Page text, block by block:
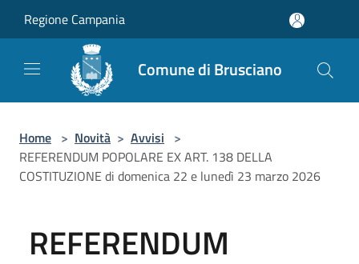
Regione Campania
Comune di Brusciano
Home > Novità > Avvisi >
REFERENDUM POPOLARE EX ART. 138 DELLA
COSTITUZIONE di domenica 22 e lunedì 23 marzo 2026
REFERENDUM